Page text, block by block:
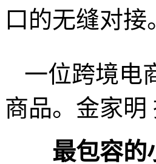
口的无缝对接
一位跨境电
商品。金家明
最包容的